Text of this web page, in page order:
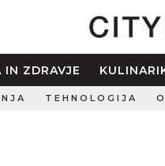
IN ZDRAVJE
TEHNOLOGIJA